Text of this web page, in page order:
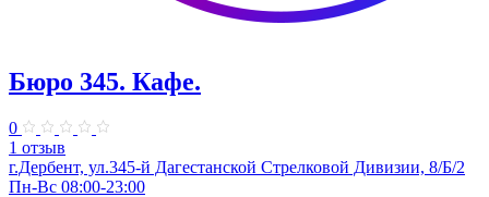
Бюро 345. Кафе.
0
1 отзыв
г.Дербент, ​ул.345-й Дагестанской Стрелковой Дивизии, 8/Б/2
Пн-Вс 08:00-23:00